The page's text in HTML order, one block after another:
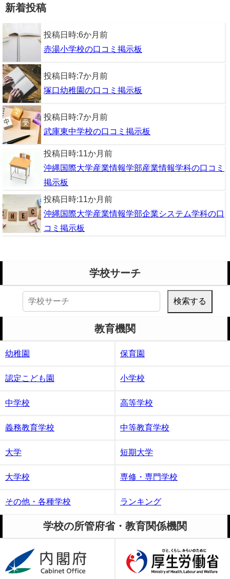
新着投稿
投稿日時:6か月前
赤湯小学校の口コミ掲示板
投稿日時:7か月前
塚口幼稚園の口コミ掲示板
投稿日時:7か月前
武庫東中学校の口コミ掲示板
投稿日時:11か月前
沖縄国際大学産業情報学部産業情報学科の口コミ
掲示板
投稿日時:11か月前
沖縄国際大学産業情報学部企業システム学科の口
コミ掲示板
学校サーチ
検
教育機関
幼稚園 保育園
認定こども園 小学校
中学校 高等学校
義務教育学校 中等教育学校
大学 短期大学
大学校 専修・専門学校
その他・各種学校 ランキング
学校の所管府省・教育関係機関